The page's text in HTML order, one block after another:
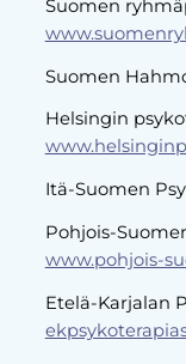
Suomen
Suomen
Helsingin
Itä-Suomen
Pohjois-
www.pohjois-
Etelä-Karjalan